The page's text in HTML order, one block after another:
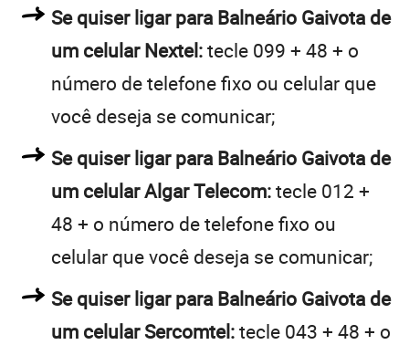
Se quiser ligar para Balneário Gaivota de
um celular Nextel:tecle 099 + 48 + o
número de telefone fixo ou celular que
você deseja se comunicar;
Se quiser ligar para Balneário Gaivota de
um celular Algar Telecom:tecle 012 +
48 + o número de telefone fixo ou
celular que você deseja se comunicar;
Se quiser ligar para Balneário Gaivota de
um celular Sercomtel:tecle 043 + 48 + o